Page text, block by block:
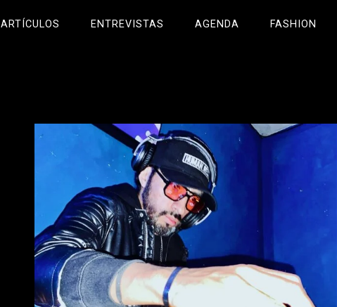
ARTÍCULOS ENTREVISTAS AGENDA FASHION